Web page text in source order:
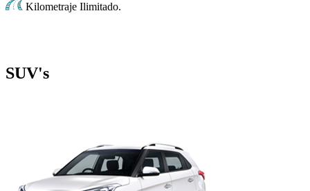
Kilometraje Ilimitado.
SUV's